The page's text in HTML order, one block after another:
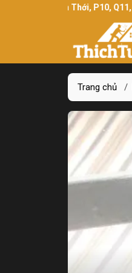
234 Bình Thới, P10, Q11, HCM
Trang chủ /